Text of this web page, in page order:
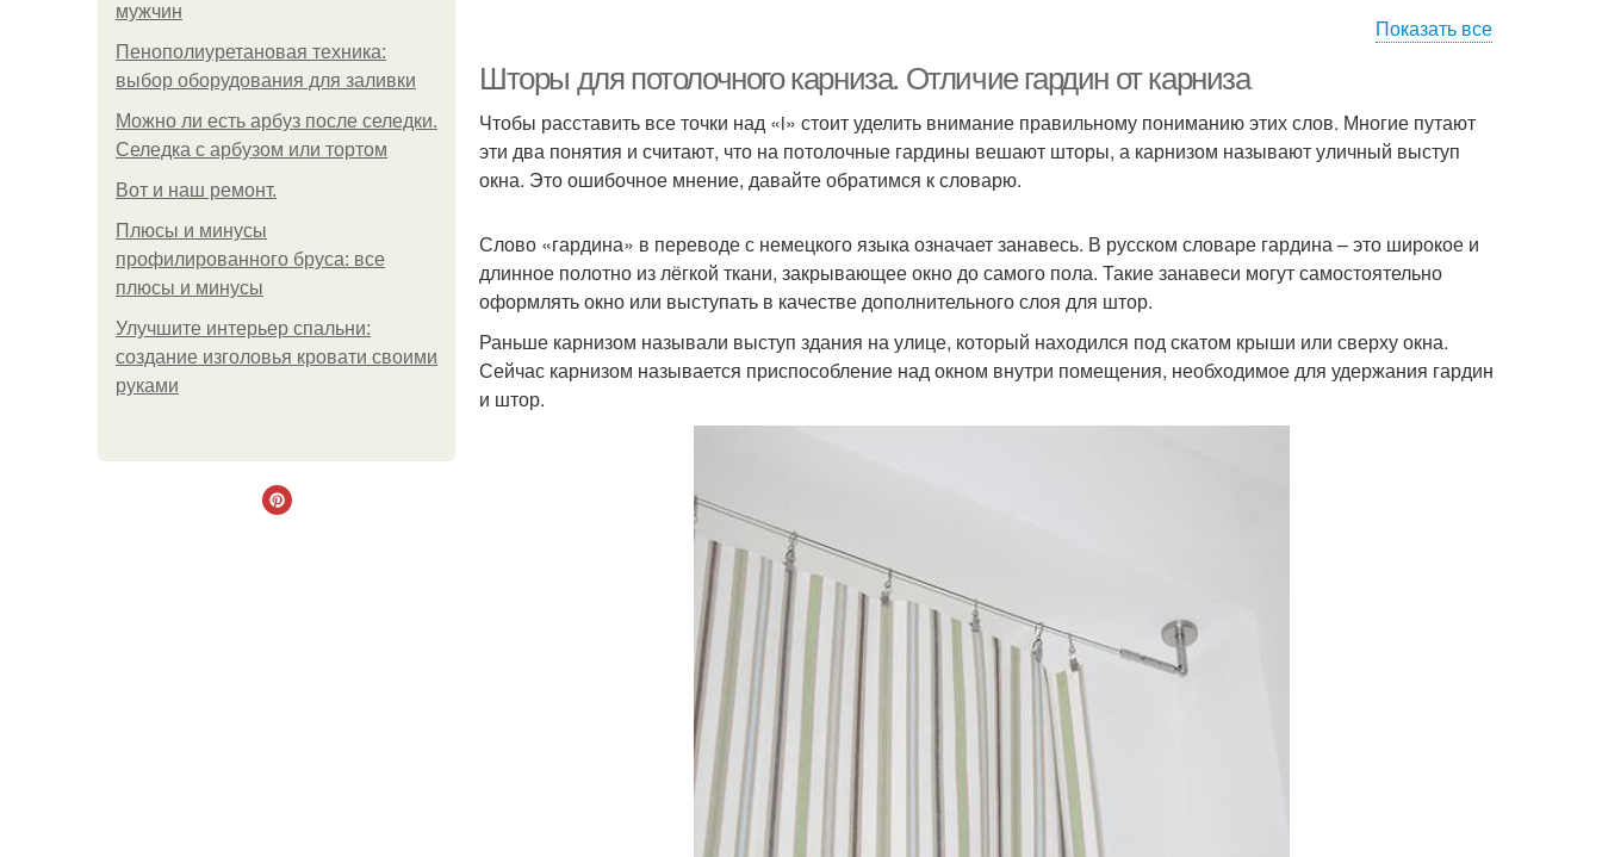
мужчин
Пенополиуретановая техника:
выбор оборудования для заливки
Можно ли есть арбуз после селедки.
Селедка с арбузом или тортом
Boт и наш ремoнт.
Плюсы и минусы
профилированного бруса: все
плюсы и минусы
Улучшите интерьер спальни:
создание изголовья кровати своими
руками
Показать все
Шторы для потолочного карниза. Отличие гардин от карниза
Чтобы расставить все точки над «i» стоит уделить внимание правильному пониманию этих слов. Многие путают
эти два понятия и считают, что на потолочные гардины вешают шторы, а карнизом называют уличный выступ
окна. Это ошибочное мнение, давайте обратимся к словарю.
Слово «гардина» в переводе с немецкого языка означает занавесь. В русском словаре гардина – это широкое и
длинное полотно из лёгкой ткани, закрывающее окно до самого пола. Такие занавеси могут самостоятельно
оформлять окно или выступать в качестве дополнительного слоя для штор.
Раньше карнизом называли выступ здания на улице, который находился под скатом крыши или сверху окна.
Сейчас карнизом называется приспособление над окном внутри помещения, необходимое для удержания гардин
и штор.